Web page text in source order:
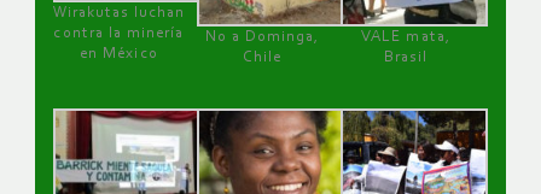
Wirakutas luchan
contra la minería
en México
No a Dominga,
Chile
VALE mata,
Brasil